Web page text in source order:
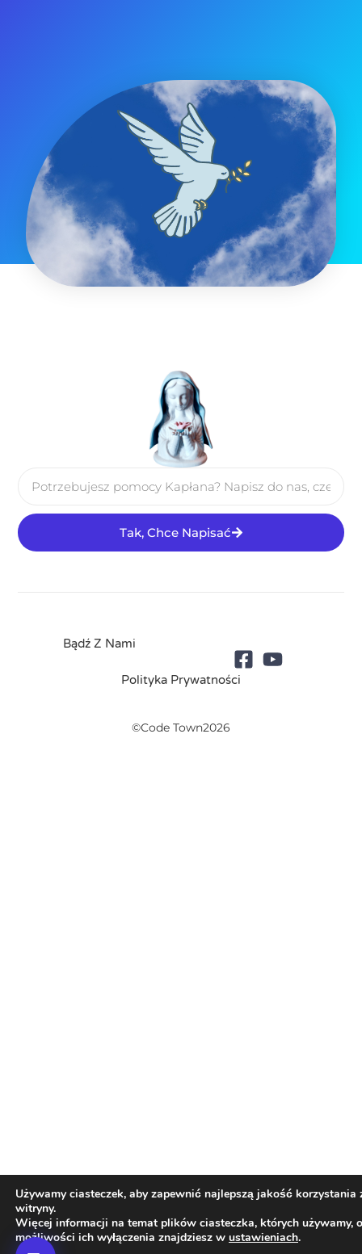
Tak, Chce Napisać
Bądź Z Nami
Polityka Prywatności
©Code Town2026
Używamy ciasteczek, aby zapewnić najlepszą jakość korzystania
witryny.
Więcej informacji na temat plików ciasteczka, których używamy,
możliwości ich wyłączenia znajdziesz w ustawieniach.